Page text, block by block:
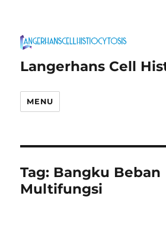
Langerhans Cell
MENU
Tag: Bangku Beban
Multifungsi